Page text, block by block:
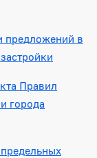
предложений в
Правил
города